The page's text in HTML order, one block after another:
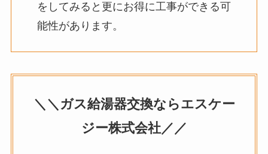
をしてみると更にお得に工事ができる可
能性があります。
＼＼ガス給湯器交換ならエスケー
ジー株式会社／／